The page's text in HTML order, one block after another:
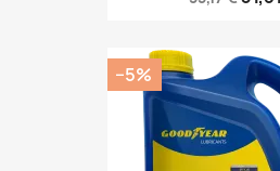
−5%